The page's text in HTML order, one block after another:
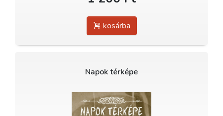
kosárba
Napok térképe